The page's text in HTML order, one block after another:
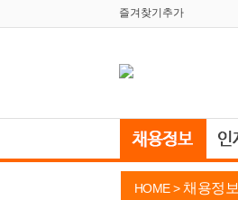
즐겨찾기추가
HOME > 채용정보